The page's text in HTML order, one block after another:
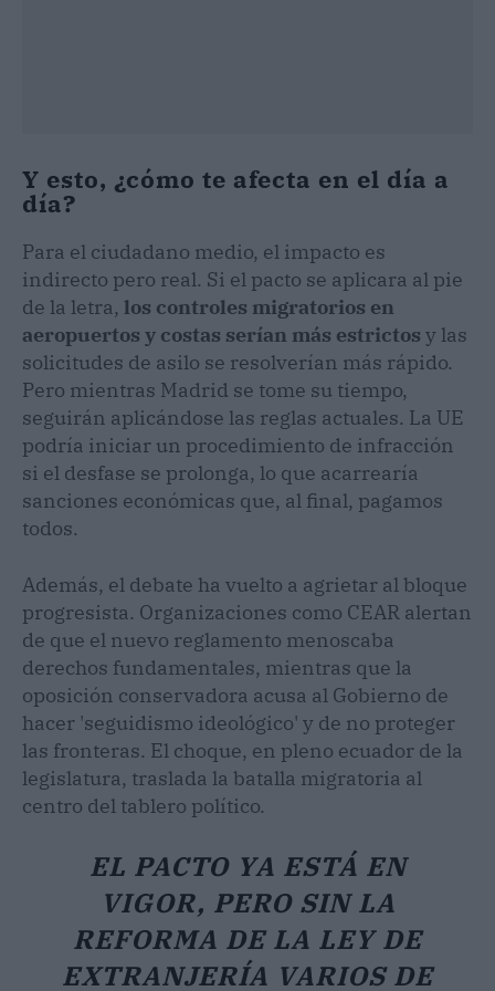
Y esto, ¿cómo te afecta en el día a
día?
Para el ciudadano medio, el impacto es
indirecto pero real. Si el pacto se aplicara al pie
de la letra, los controles migratorios en
aeropuertos y costas serían más estrictos y las
solicitudes de asilo se resolverían más rápido.
Pero mientras Madrid se tome su tiempo,
seguirán aplicándose las reglas actuales. La UE
podría iniciar un procedimiento de infracción
si el desfase se prolonga, lo que acarrearía
sanciones económicas que, al final, pagamos
todos.
Además, el debate ha vuelto a agrietar al bloque
progresista. Organizaciones como CEAR alertan
de que el nuevo reglamento menoscaba
derechos fundamentales, mientras que la
oposición conservadora acusa al Gobierno de
hacer 'seguidismo ideológico' y de no proteger
las fronteras. El choque, en pleno ecuador de la
legislatura, traslada la batalla migratoria al
centro del tablero político.
EL PACTO YA ESTÁ EN
VIGOR, PERO SIN LA
REFORMA DE LA LEY DE
EXTRANJERÍA VARIOS DE